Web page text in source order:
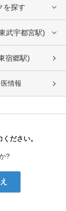
を探す
武宇都宮駅)
宿郷駅)
情報
ださい。
?